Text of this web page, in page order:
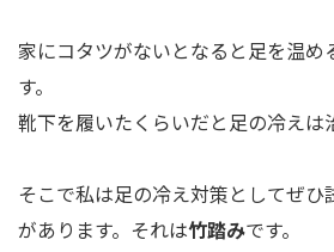
家にコタツがないとなると足を温め
す。
靴下を履いたくらいだと足の冷えは
そこで私は足の冷え対策としてぜひ
があります。それは竹踏みです。